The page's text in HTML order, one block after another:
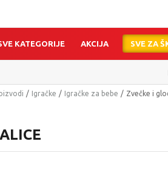
KATEGORIJE AKCIJA SVE ZA
Isporuku
Igračke Igračke za bebe Zvečke i